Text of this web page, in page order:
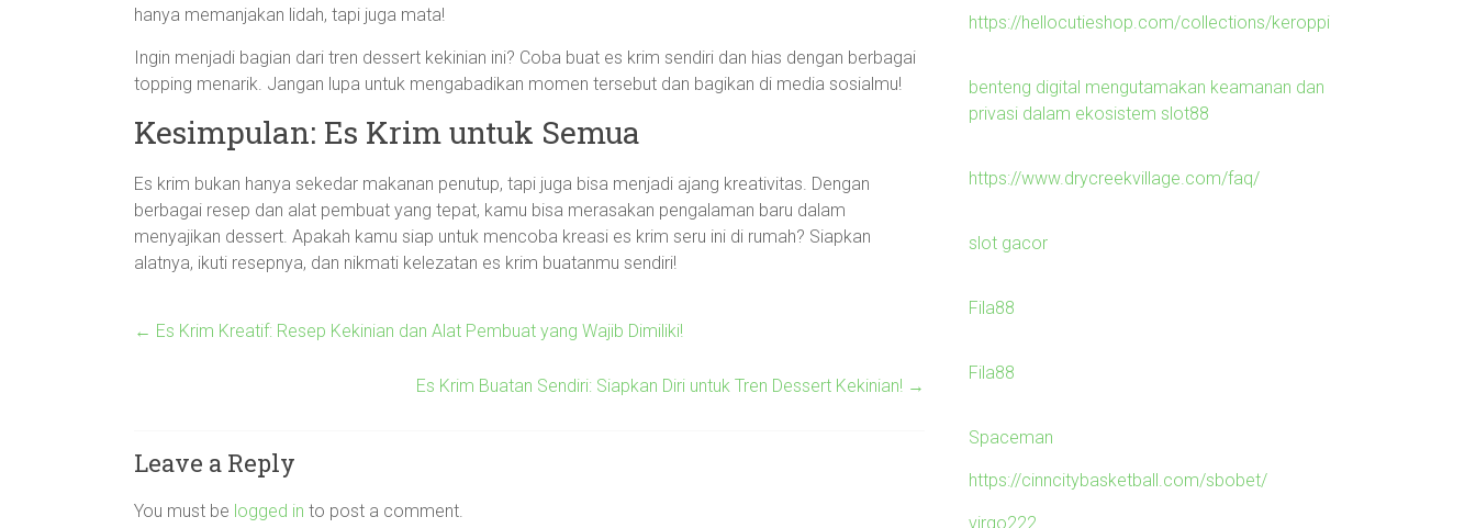
hanya memanjakan lidah, tapi juga mata!
Ingin menjadi bagian dari tren dessert kekinian ini? Coba buat es krim sendiri dan hias dengan berbagai
topping menarik. Jangan lupa untuk mengabadikan momen tersebut dan bagikan di media sosialmu!
Kesimpulan: Es Krim untuk Semua
Es krim bukan hanya sekedar makanan penutup, tapi juga bisa menjadi ajang kreativitas. Dengan
berbagai resep dan alat pembuat yang tepat, kamu bisa merasakan pengalaman baru dalam
menyajikan dessert. Apakah kamu siap untuk mencoba kreasi es krim seru ini di rumah? Siapkan
alatnya, ikuti resepnya, dan nikmati kelezatan es krim buatanmu sendiri!
← Es Krim Kreatif: Resep Kekinian dan Alat Pembuat yang Wajib Dimiliki!
Es Krim Buatan Sendiri: Siapkan Diri untuk Tren Dessert Kekinian! →
Leave a Reply
You must be logged in to post a comment.
https://hellocutieshop.com/collections/keroppi
benteng digital mengutamakan keamanan dan
privasi dalam ekosistem slot88
https://www.drycreekvillage.com/faq/
slot gacor
Fila88
Fila88
Spaceman
https://cinncitybasketball.com/sbobet/
virgo222